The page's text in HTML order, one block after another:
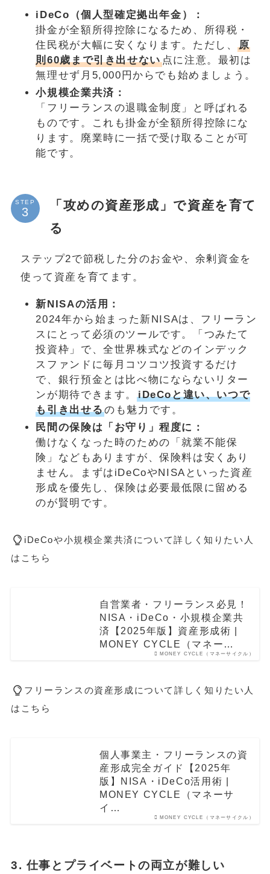
iDeCo（個人型確定拠出年金）：
掛金が全額所得控除になるため、所得税・
住民税が大幅に安くなります。ただし、原
則60歳まで引き出せない点に注意。最初は
無理せず月5,000円からでも始めましょう。
小規模企業共済：
「フリーランスの退職金制度」と呼ばれる
ものです。これも掛金が全額所得控除にな
ります。廃業時に一括で受け取ることが可
能です。
STEP
「攻めの資産形成」で資産を育て
る
ステップ2で節税した分のお金や、余剰資金を
使って資産を育てます。
新NISAの活用：
2024年から始まった新NISAは、フリーラン
スにとって必須のツールです。「つみたて
投資枠」で、全世界株式などのインデック
スファンドに毎月コツコツ投資するだけ
で、銀行預金とは比べ物にならないリター
ンが期待できます。
iDeCoと違い、いつで
も引き出せるのも魅力です。
民間の保険は「お守り」程度に：
働けなくなった時のための「就業不能保
険」などもありますが、保険料は安くあり
ません。まずはiDeCoやNISAといった資産
形成を優先し、保険は必要最低限に留める
のが賢明です。
iDeCoや小規模企業共済について詳しく知りたい人
はこちら
MONEY CYCLE（マネーサイクル）
自営業者・フリーランス必見！
NISA・iDeCo・小規模企業共
済【2025年版】資産形成術 |
MONEY CYCLE（マネー…
フリーランスの資産形成について詳しく知りたい人
はこちら
MONEY CYCLE（マネーサイクル）
個人事業主・フリーランスの資
産形成完全ガイド【2025年
版】NISA・iDeCo活用術 |
MONEY CYCLE（マネーサ
イ…
3. 仕事とプライベートの両立が難しい